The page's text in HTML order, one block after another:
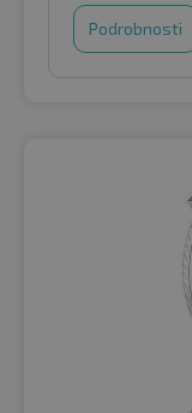
Podrobnosti